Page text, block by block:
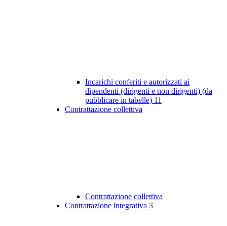
Incarichi conferiti e autorizzati ai
dipendenti (dirigenti e non dirigenti) (da
pubblicare in tabelle) 11
Contrattazione collettiva
Contrattazione collettiva
Contrattazione integrativa 3